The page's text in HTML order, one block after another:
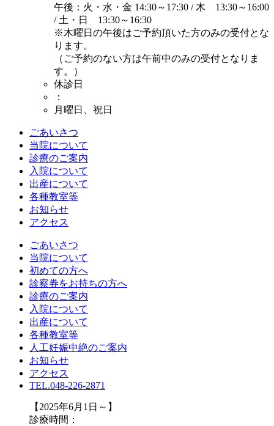
午後：火・水・金 14:30～17:30 / 木 13:30～16:00
/ 土・日 13:30～16:30
※木曜日の午後はご予約頂いた方のみの受付とな
ります。
（ご予約のない方は午前中のみの受付となりま
す。）
休診日
：
月曜日、祝日
ごあいさつ
当院について
診療のご案内
入院について
出産について
各種教室等
お知らせ
アクセス
ごあいさつ
当院について
初めての方へ
診察券をお持ちの方へ
診療のご案内
入院について
出産について
各種教室等
人工妊娠中絶のご案内
お知らせ
アクセス
TEL.048-226-2871
【2025年6月1日～】
診療時間：